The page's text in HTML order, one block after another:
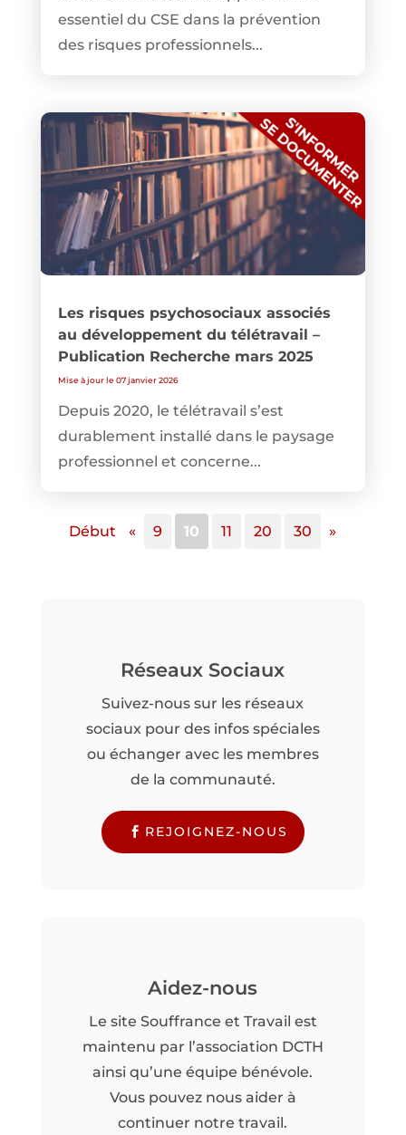
essentiel du CSE dans la prévention
des risques professionnels...
Les risques psychosociaux associés
au développement du télétravail –
Publication Recherche mars 2025
Mise à jour le 07 janvier 2026
Depuis 2020, le télétravail s’est
durablement installé dans le paysage
professionnel et concerne...
Début « 9 10 11 20 30 »
Réseaux Sociaux
Suivez-nous sur les réseaux
sociaux pour des infos spéciales
ou échanger avec les membres
de la communauté.
REJOIGNEZ-NOUS
Aidez-nous
Le site Souffrance et Travail est
maintenu par l’association DCTH
ainsi qu’une équipe bénévole.
Vous pouvez nous aider à
continuer notre travail.